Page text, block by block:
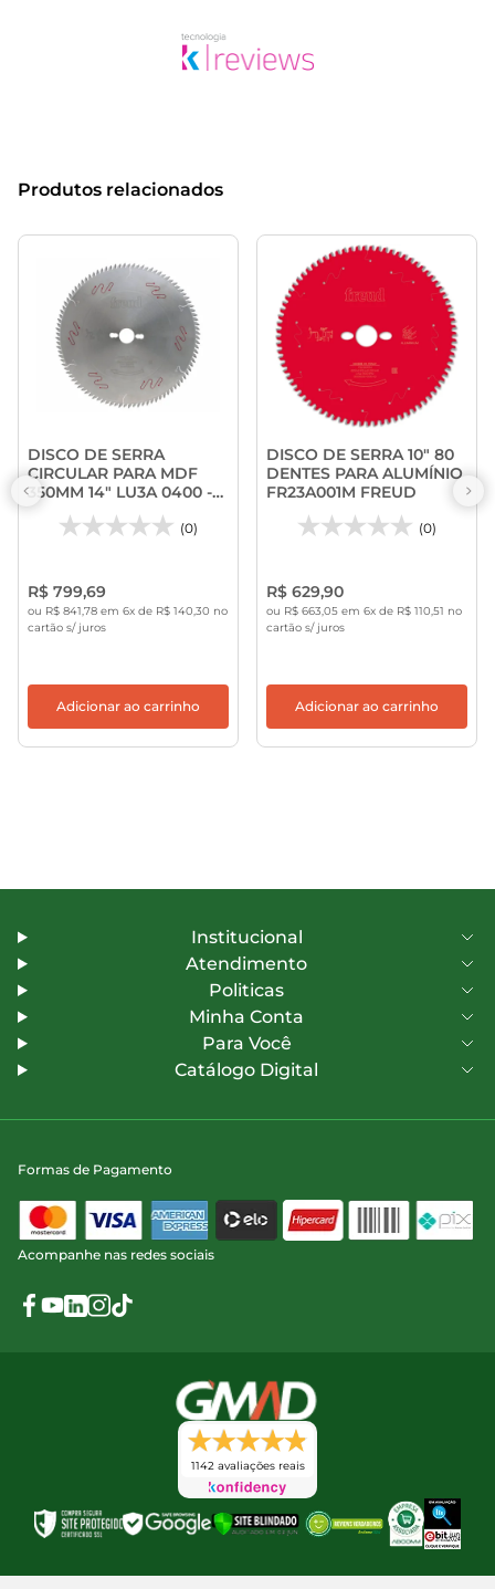
Produtos relacionados
DISCO DE SERRA
CIRCULAR PARA MDF
350MM 14" LU3A 0400 -
FREUD
(0)
R$ 799,69
ou R$ 841,78 em 6x de R$ 140,30 no
cartão s/ juros
Adicionar ao carrinho
DISCO DE SERRA 10" 80
DENTES PARA ALUMÍNIO
FR23A001M FREUD
(0)
R$ 629,90
ou R$ 663,05 em 6x de R$ 110,51 no
cartão s/ juros
Adicionar ao carrinho
Institucional
Atendimento
Politicas
Minha Conta
Para Você
Catálogo Digital
Formas de Pagamento
Acompanhe nas redes sociais
1142 avaliações reais